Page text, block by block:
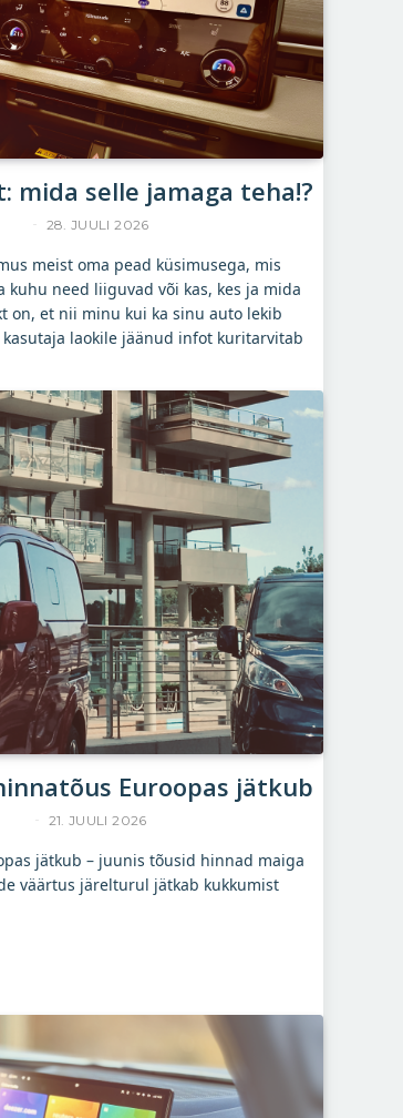
mida selle jamaga teha!?
28. JUULI 2026
meist oma pead küsimusega, mis
kuhu need liiguvad või kas, kes ja mida
on, et nii minu kui ka sinu auto lekib
laokile jäänud infot kuritarvitab
Euroopas jätkub
21. JUULI 2026
jätkub – juunis tõusid hinnad maiga
väärtus järelturul jätkab kukkumist